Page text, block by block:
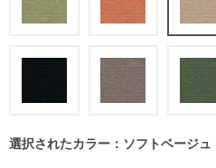
選択されたカラー：ソフトベージュ